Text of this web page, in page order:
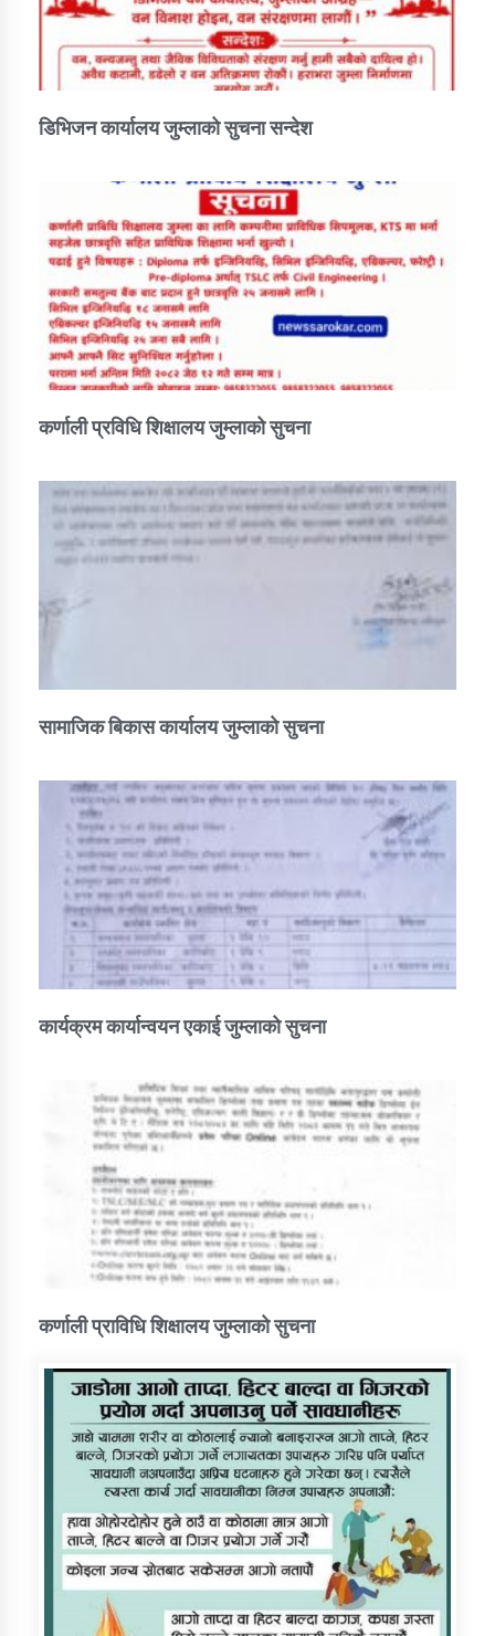
तातोपानी गाउँपालिका जुम्लाको सूचना
डिभिजन कार्यालय जुम्लाको सुचना सन्देश
कर्णाली प्रविधि शिक्षालय जुम्लाको सुचना
सामाजिक बिकास कार्यालय जुम्लाकाे सुचना
कार्यक्रम कार्यान्वयन एकाई जुम्लाको सुचना
कर्णाली प्राविधि शिक्षालय जुम्लाको सुचना